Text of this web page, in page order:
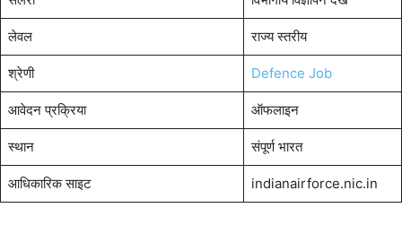
लेवल राज्य स्तरीय
श्रेणी Defence Job
आवेदन प्रक्रिया ऑफलाइन
स्थान संपूर्ण भारत
आधिकारिक साइट indianairforce.nic.in